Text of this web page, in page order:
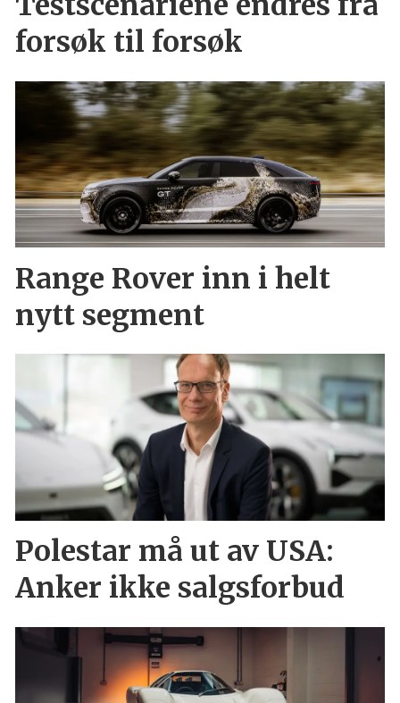
forsøk til forsøk
Range Rover inn i helt
nytt segment
Polestar må ut av USA:
Anker ikke salgsforbud